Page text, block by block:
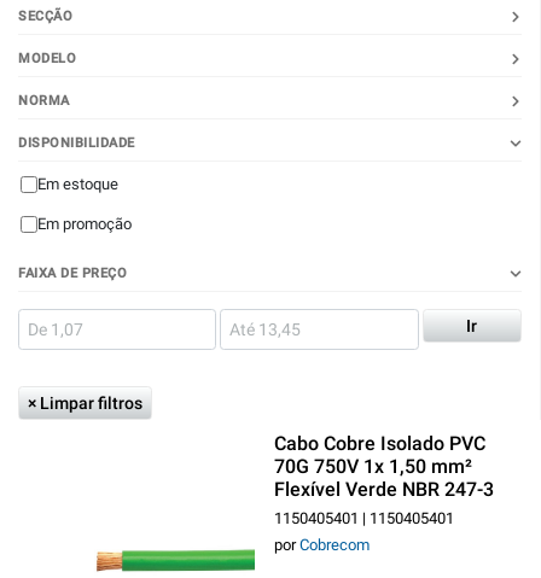
SECÇÃO
MODELO
NORMA
DISPONIBILIDADE
Em estoque
Em promoção
FAIXA DE PREÇO
Ir
× Limpar filtros
Cabo Cobre Isolado PVC
70G 750V 1x 1,50 mm²
Flexível Verde NBR 247-3
Classe 5
1150405401 | 1150405401
porCobrecom